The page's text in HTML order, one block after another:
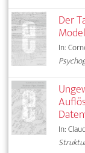
Der
In:
In: